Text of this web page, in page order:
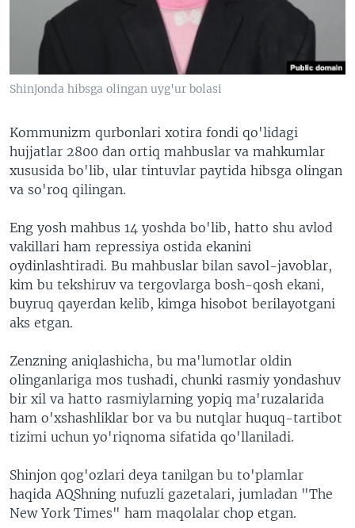
Shinjonda hibsga olingan uyg'ur bolasi
Kommunizm qurbonlari xotira fondi qo'lidagi
hujjatlar 2800 dan ortiq mahbuslar va mahkumlar
xususida bo'lib, ular tintuvlar paytida hibsga olingan
va so'roq qilingan.
Eng yosh mahbus 14 yoshda bo'lib, hatto shu avlod
vakillari ham repressiya ostida ekanini
oydinlashtiradi. Bu mahbuslar bilan savol-javoblar,
kim bu tekshiruv va tergovlarga bosh-qosh ekani,
buyruq qayerdan kelib, kimga hisobot berilayotgani
aks etgan.
Zenzning aniqlashicha, bu ma'lumotlar oldin
olinganlariga mos tushadi, chunki rasmiy yondashuv
bir xil va hatto rasmiylarning yopiq ma'ruzalarida
ham o'xshashliklar bor va bu nutqlar huquq-tartibot
tizimi uchun yo'riqnoma sifatida qo'llaniladi.
Shinjon qog'ozlari deya tanilgan bu to'plamlar
haqida AQShning nufuzli gazetalari, jumladan "The
New York Times" ham maqolalar chop etgan.